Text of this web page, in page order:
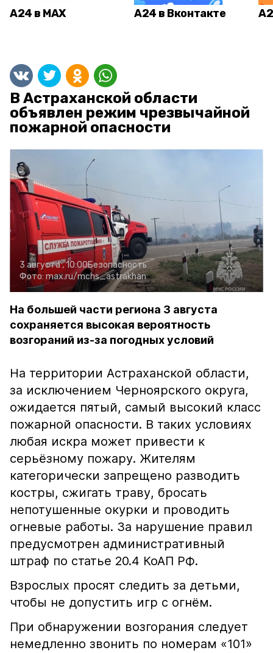
А24 в MAX А24 в Вконтакте
В Астраханской области
объявлен режим чрезвычайной
пожарной опасности
3 августа , 10:00Безопасность
Фото: max.ru/mchs_astrakhan
На большей части региона 3 августа
сохраняется высокая вероятность
возгораний из-за погодных условий
На территории Астраханской области,
за исключением Черноярского округа,
ожидается пятый, самый высокий класс
пожарной опасности. В таких условиях
любая искра может привести к
серьёзному пожару. Жителям
категорически запрещено разводить
костры, сжигать траву, бросать
непотушенные окурки и проводить
огневые работы. За нарушение правил
предусмотрен административный
штраф по статье 20.4 КоАП РФ.
Взрослых просят следить за детьми,
чтобы не допустить игр с огнём.
При обнаружении возгорания следует
немедленно звонить по номерам «101»